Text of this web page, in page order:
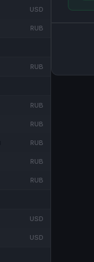
USD
RUB
RUB
RUB
RUB
RUB
RUB
RUB
USD
USD